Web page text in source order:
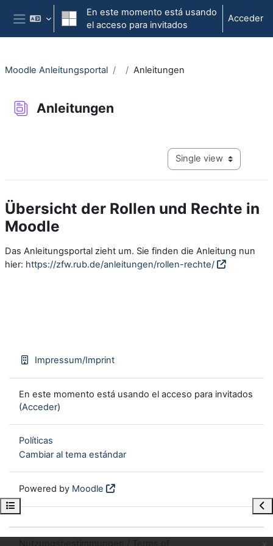
Salta al contenido principal
Panel lateral
En este momento está usando
el acceso para invitados
Acceder
Open course index
Moodle Anleitungsportal Anleitungen
Anleitungen
View mode tertiary
Übersicht der Rollen und Rechte in
Moodle
Das Anleitungsportal zieht um. Sie finden die Anleitung nun
hier: https://zfw.rub.de/anleitungen/rollen-rechte/
Impressum/Imprint
En este momento está usando el acceso para invitados
(Acceder)
Políticas
Cambiar al tema estándar
Powered by Moodle